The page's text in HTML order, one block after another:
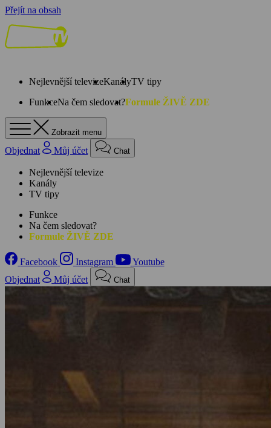
Přejít na obsah
Nejlevnější televizeKanályTV tipy
FunkceNa čem sledovat?Formule ŽIVĚ ZDE
Zobrazit menu
Objednat Můj účet Chat
Nejlevnější televize
Kanály
TV tipy
Funkce
Na čem sledovat?
Formule ŽIVĚ ZDE
Facebook Instagram
Youtube
Objednat
Můj účet Chat